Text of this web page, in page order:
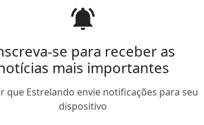
se para receber as
mais importantes
que Estrelando envie notificações para seu
dispositivo